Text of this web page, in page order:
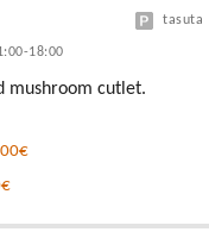
18:00
tasuta
mushroom cutlet.